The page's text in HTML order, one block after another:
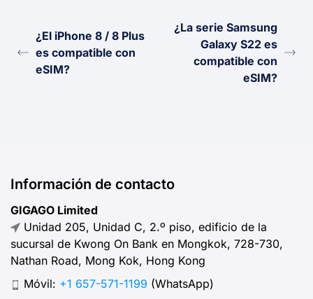
¿El iPhone 8 / 8 Plus
es compatible con
eSIM?
¿La serie Samsung
Galaxy S22 es
compatible con
eSIM?
Información de contacto
GIGAGO Limited
Unidad 205, Unidad C, 2.º piso, edificio de la
sucursal de Kwong On Bank en Mongkok, 728-730,
Nathan Road, Mong Kok, Hong Kong
Móvil: +1 657-571-1199 (WhatsApp)